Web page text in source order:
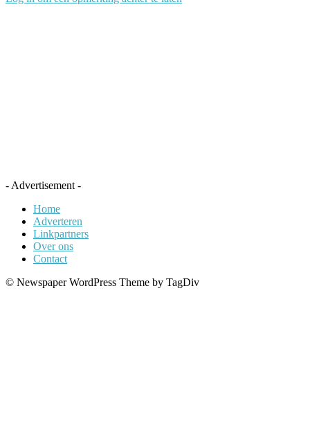
- Advertisement -
Home
Adverteren
Linkpartners
Over ons
Contact
© Newspaper WordPress Theme by TagDiv